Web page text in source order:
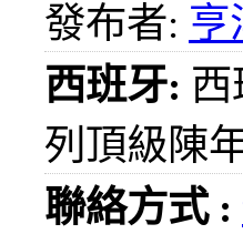
發布者: 亨
西班牙:
列頂級陳
聯絡方式 :